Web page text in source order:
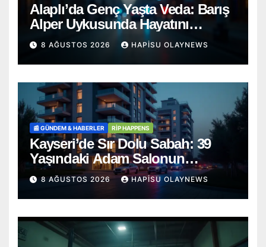
Alaplı’da Genç Yaşta Veda: Barış
Alper Uykusunda Hayatını
Kaybetti
8 AĞUSTOS 2026 HAPISU OLAYNEWS
📰 GÜNDEM & HABERLER RİP HAPPENS
Kayseri’de Sır Dolu Sabah: 39
Yaşındaki Adam Salonun
Ortasında Ölü Bulundu
8 AĞUSTOS 2026 HAPISU OLAYNEWS